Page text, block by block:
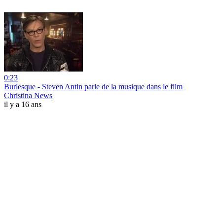
0:23
Burlesque - Steven Antin parle de la musique dans le film
Christina News
il y a 16 ans